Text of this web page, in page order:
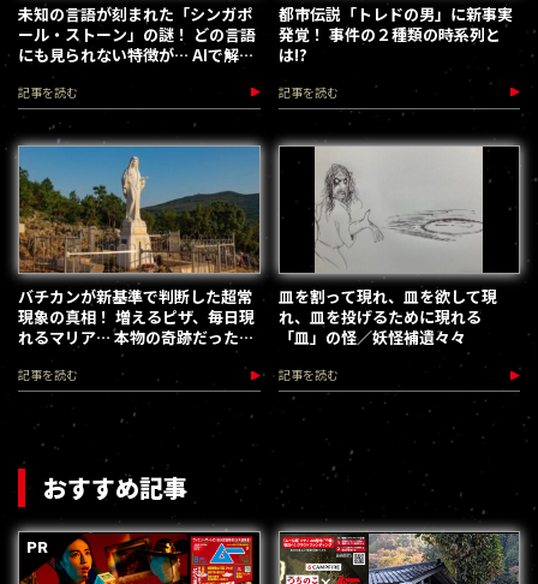
未知の言語が刻まれた「シンガポ
ール・ストーン」の謎！ どの言語
にも見られない特徴が… AIで解読
なるか!?
記事を読む
都市伝説「トレドの男」に新事実
発覚！ 事件の２種類の時系列と
は!?
記事を読む
バチカンが新基準で判断した超常
現象の真相！ 増えるピザ、毎日現
れるマリア… 本物の奇跡だったの
記事を読む
皿を割って現れ、皿を欲して現
れ、皿を投げるために現れる
「皿」の怪／妖怪補遺々々
記事を読む
おすすめ記事